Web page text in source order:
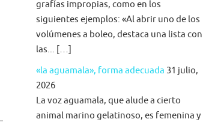
grafías impropias, como en los
siguientes ejemplos: «Al abrir uno de los
volúmenes a boleo, destaca una lista con
las... […]
«la aguamala», forma adecuada 31 julio,
2026
La voz aguamala, que alude a cierto
animal marino gelatinoso, es femenina y